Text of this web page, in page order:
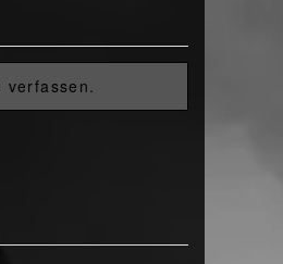
verfassen.